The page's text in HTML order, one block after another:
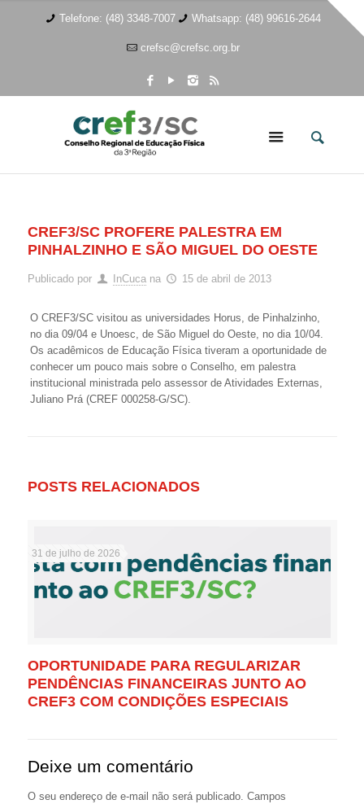
Telefone: (48) 3348-7007 Whatsapp: (48) 99616-2644
crefsc@crefsc.org.br
CREF3/SC PROFERE PALESTRA EM
PINHALZINHO E SÃO MIGUEL DO OESTE
Publicado por InCuca na 15 de abril de 2013
O CREF3/SC visitou as universidades Horus, de Pinhalzinho,
no dia 09/04 e Unoesc, de São Miguel do Oeste, no dia 10/04.
Os acadêmicos de Educação Física tiveram a oportunidade de
conhecer um pouco mais sobre o Conselho, em palestra
institucional ministrada pelo assessor de Atividades Externas,
Juliano Prá (CREF 000258-G/SC).
POSTS RELACIONADOS
31 de julho de 2026
OPORTUNIDADE PARA REGULARIZAR
PENDÊNCIAS FINANCEIRAS JUNTO AO
CREF3 COM CONDIÇÕES ESPECIAIS
Deixe um comentário
O seu endereço de e-mail não será publicado. Campos